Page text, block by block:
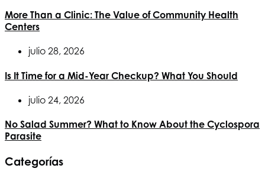
More Than a Clinic: The Value of Community Health
Centers
julio 28, 2026
Is It Time for a Mid-Year Checkup? What You Should
julio 24, 2026
No Salad Summer? What to Know About the Cyclospora
Parasite
Categorías